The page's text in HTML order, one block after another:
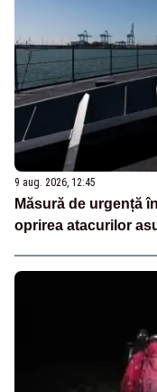
9 aug. 2026, 12:45
Măsură de urgență
oprirea atacurilor